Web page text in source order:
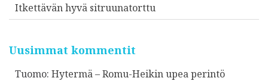
Itkettävän hyvä sitruunatorttu
Uusimmat kommentit
Tuomo: Hytermä – Romu-Heikin upea perintö